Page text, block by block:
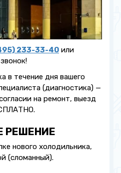
233-33-40 или
в течение дня вашего
(диагностика) —
на ремонт, выезд
РЕШЕНИЕ
нового холодильника,
(сломанный).